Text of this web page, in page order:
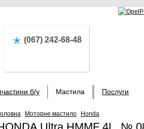
(067) 242-68-48
б/у Мастила Послуги
Моторне мастило Honda